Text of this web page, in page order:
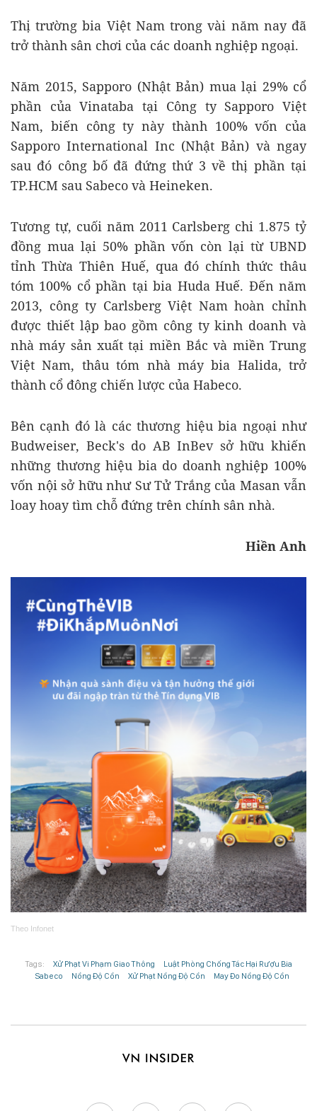
Thị trường bia Việt Nam trong vài năm nay đã
trở thành sân chơi của các doanh nghiệp ngoại.
Năm 2015, Sapporo (Nhật Bản) mua lại 29% cổ
phần của Vinataba tại Công ty Sapporo Việt
Nam, biến công ty này thành 100% vốn của
Sapporo International Inc (Nhật Bản) và ngay
sau đó công bố đã đứng thứ 3 về thị phần tại
TP.HCM sau Sabeco và Heineken.
Tương tự, cuối năm 2011 Carlsberg chi 1.875 tỷ
đồng mua lại 50% phần vốn còn lại từ UBND
tỉnh Thừa Thiên Huế, qua đó chính thức thâu
tóm 100% cổ phần tại bia Huda Huế. Đến năm
2013, công ty Carlsberg Việt Nam hoàn chỉnh
được thiết lập bao gồm công ty kinh doanh và
nhà máy sản xuất tại miền Bắc và miền Trung
Việt Nam, thâu tóm nhà máy bia Halida, trở
thành cổ đông chiến lược của Habeco.
Bên cạnh đó là các thương hiệu bia ngoại như
Budweiser, Beck's do AB InBev sở hữu khiến
những thương hiệu bia do doanh nghiệp 100%
vốn nội sở hữu như Sư Tử Trắng của Masan vẫn
loay hoay tìm chỗ đứng trên chính sân nhà.
Hiền Anh
Theo Infonet
Tags: Xử Phạt Vi Phạm Giao Thông
Luật Phòng Chống Tác Hại Rượu Bia
Sabeco
Nồng Độ Cồn Xử Phạt Nồng Độ Cồn May Đo Nồng Độ Cồn